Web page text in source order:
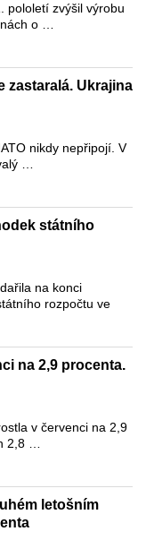
pololetí zvýšil výrobu
o …
zastaralá. Ukrajina
nikdy nepřipojí. V
…
státního
na konci
rozpočtu ve
na 2,9 procenta.
v červenci na 2,9
2,8 …
letošním